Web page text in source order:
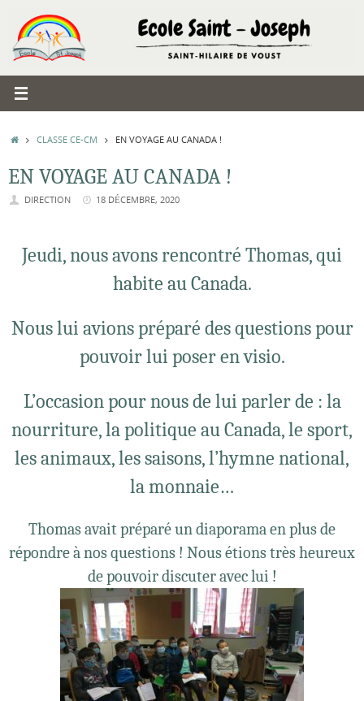
contenu
ACCUEIL
CLASSE CE-CM EN VOYAGE AU CANADA !
EN VOYAGE AU CANADA !
DIRECTION 18 DÉCEMBRE, 2020
Jeudi, nous avons rencontré Thomas, qui
habite au Canada.
Nous lui avions préparé des questions pour
pouvoir lui poser en visio.
L’occasion pour nous de lui parler de : la
nourriture, la politique au Canada, le sport,
les animaux, les saisons, l’hymne national,
la monnaie…
Thomas avait préparé un diaporama en plus de
répondre à nos questions ! Nous étions très heureux
de pouvoir discuter avec lui !